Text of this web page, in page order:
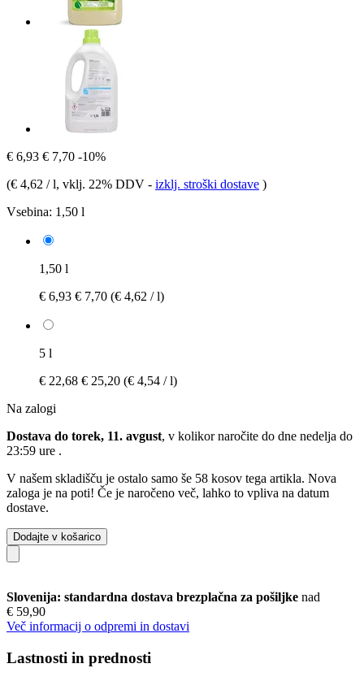
€ 6,93 € 7,70 -10%
(€ 4,62 / l, vklj. 22% DDV - izklj. stroški dostave )
Vsebina: 1,50 l
1,50 l
€ 6,93 € 7,70 (€ 4,62 / l)
5 l
€ 22,68 € 25,20 (€ 4,54 / l)
Na zalogi
Dostava do torek, 11. avgust, v kolikor naročite do dne nedelja do
23:59 ure .
V našem skladišču je ostalo samo še 58 kosov tega artikla. Nova
zaloga je na poti! Če je naročeno več, lahko to vpliva na datum
dostave.
Dodajte v košarico
Slovenija: standardna dostava brezplačna za pošiljke nad
€ 59,90
Več informacij o odpremi in dostavi
Lastnosti in prednosti